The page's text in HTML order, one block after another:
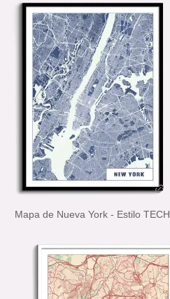
Mapa de Nueva York - Estilo TECH